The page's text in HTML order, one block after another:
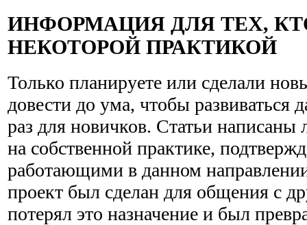
ИНФОРМАЦИЯ ДЛЯ ТЕХ,
НЕКОТОРОЙ ПРАКТИКОЙ
Только планируете или сделали
довести до ума, чтобы развиваться
раз для новичков. Статьи
на собственной практике,
работающими в данном
проект был сделан для общения с
потерял это назначение и был